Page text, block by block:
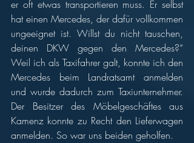
er oft etwas transportieren muss. Er selbst
hat einen Mercedes, der dafür vollkommen
ungeeignet ist. Willst du nicht tauschen,
deinen DKW gegen den Mercedes?“
Weil ich als Taxifahrer galt, konnte ich den
Mercedes beim Landratsamt anmelden
und wurde dadurch zum Taxiunternehmer.
Der Besitzer des Möbelgeschäftes aus
Kamenz konnte zu Recht den Lieferwagen
anmelden. So war uns beiden geholfen.